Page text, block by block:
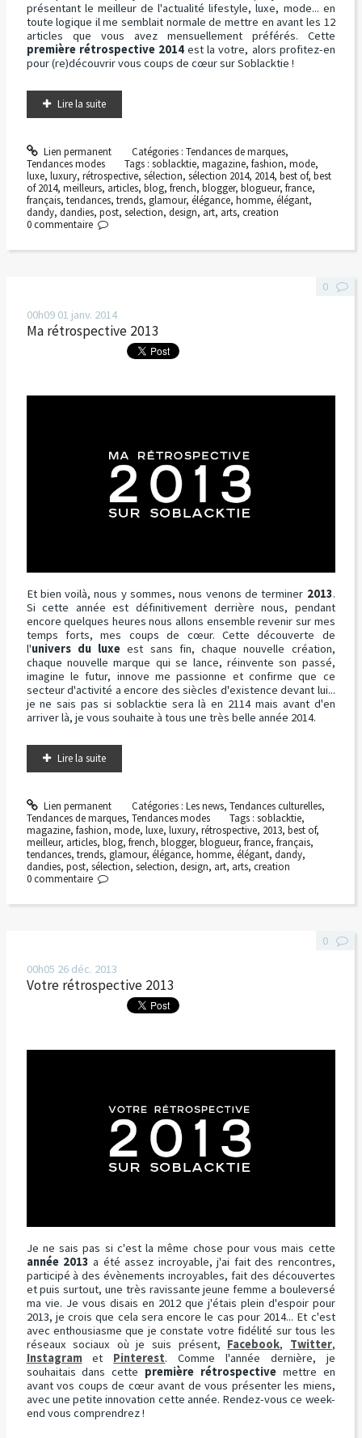
présentant le meilleur de l'actualité lifestyle, luxe, mode... en
toute logique il me semblait normale de mettre en avant les 12
articles que vous avez mensuellement préférés. Cette
première rétrospective 2014est la votre, alors profitez-en
pour (re)découvrir vous coups de cœur sur Soblacktie !
Lire la suite
Lien permanent Catégories : Tendances de marques,
Tendances modes
Tags :soblacktie,magazine,fashion,mode,
luxe, luxury, rétrospective, sélection, sélection 2014, 2014, best of, best
of 2014, meilleurs, articles, blog, french, blogger, blogueur, france,
français, tendances, trends, glamour, élégance, homme, élégant,
dandy, dandies, post, selection, design, art, arts, creation
0 commentaire
00h09 01 janv. 2014
Ma rétrospective 2013
Et bien voilà, nous y sommes, nous venons de terminer 2013.
Si cette année est définitivement derrière nous, pendant
encore quelques heures nous allons ensemble revenir sur mes
temps forts, mes coups de cœur. Cette découverte de
l'univers du luxe est sans fin, chaque nouvelle création,
chaque nouvelle marque qui se lance, réinvente son passé,
imagine le futur, innove me passionne et confirme que ce
secteur d'activité a encore des siècles d'existence devant lui...
je ne sais pas si soblacktie sera là en 2114 mais avant d'en
arriver là, je vous souhaite à tous une très belle année 2014.
Lire la suite
Lien permanent Catégories : Les news, Tendances culturelles,
Tendances de marques, Tendances modes Tags :soblacktie,
magazine, fashion, mode, luxe, luxury, rétrospective, 2013, best of,
meilleur, articles, blog, french, blogger, blogueur, france, français,
tendances, trends, glamour, élégance, homme, élégant, dandy,
dandies, post, sélection, selection, design, art, arts, creation
0
0 commentaire
00h05 26 déc. 2013
Votre rétrospective 2013
Je ne sais pas si c'est la même chose pour vous mais cette
année 2013 a été assez incroyable, j'ai fait des rencontres,
participé à des évènements incroyables, fait des découvertes
et puis surtout, une très ravissante jeune femme a bouleversé
ma vie. Je vous disais en 2012 que j'étais plein d'espoir pour
2013, je crois que cela sera encore le cas pour 2014... Et c'est
avec enthousiasme que je constate votre fidélité sur tous les
réseaux sociaux où je suis présent, Facebook, Twitter,
Instagramet Pinterest. Comme l'année dernière, je
souhaitais dans cette première rétrospective mettre en
avant vos coups de cœur avant de vous présenter les miens,
avec une petite innovation cette année. Rendez-vous ce week-
end vous comprendrez !
0